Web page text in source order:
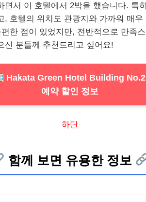
면서 이 호텔에서 2박을 했습니다. 특
, 호텔의 위치도 관광지와 가까워 매
한 점이 있었지만, 전반적으로 만족
신 분들께 추천드리고 싶어요!
Hakata Green Hotel Building No.2
예약 할인 정보
하단
함께 보면 유용한 정보